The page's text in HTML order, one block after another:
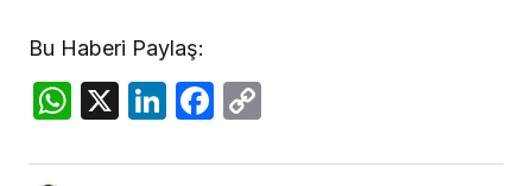
Bu Haberi Paylaş:
WhatsApp
X LinkedIn
Facebook